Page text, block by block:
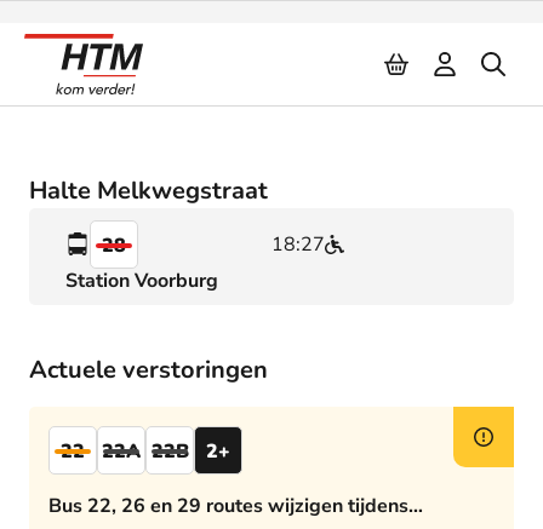
Halte Melkwegstraat
28
18:27
Station Voorburg
Actuele verstoringen
22 22A 22B 2+
Bus 22, 26 en 29 routes wijzigen tijdens